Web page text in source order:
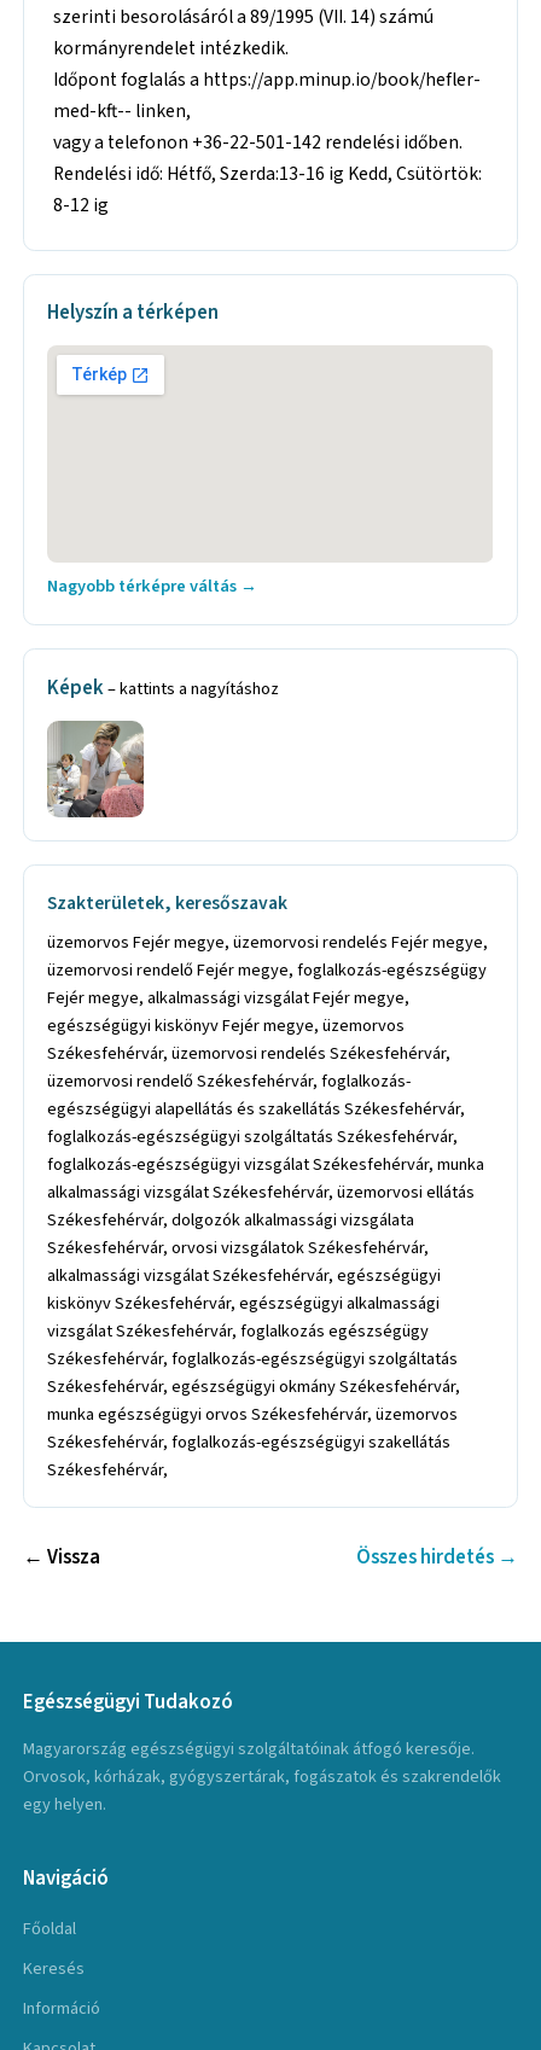
szerinti besorolásáról a 89/1995 (VII. 14) számú
kormányrendelet intézkedik.
Időpont foglalás a https://app.minup.io/book/hefler-
med-kft-- linken,
vagy a telefonon +36-22-501-142 rendelési időben.
Rendelési idő: Hétfő, Szerda:13-16 ig Kedd, Csütörtök:
8-12 ig
Helyszín a térképen
Nagyobb térképre váltás →
Képek– kattints a nagyításhoz
Szakterületek, keresőszavak
üzemorvos Fejér megye, üzemorvosi rendelés Fejér megye,
üzemorvosi rendelő Fejér megye, foglalkozás-egészségügy
Fejér megye, alkalmassági vizsgálat Fejér megye,
egészségügyi kiskönyv Fejér megye, üzemorvos
Székesfehérvár, üzemorvosi rendelés Székesfehérvár,
üzemorvosi rendelő Székesfehérvár, foglalkozás-
egészségügyi alapellátás és szakellátás Székesfehérvár,
foglalkozás-egészségügyi szolgáltatás Székesfehérvár,
foglalkozás-egészségügyi vizsgálat Székesfehérvár, munka
alkalmassági vizsgálat Székesfehérvár, üzemorvosi ellátás
Székesfehérvár, dolgozók alkalmassági vizsgálata
Székesfehérvár, orvosi vizsgálatok Székesfehérvár,
alkalmassági vizsgálat Székesfehérvár, egészségügyi
kiskönyv Székesfehérvár, egészségügyi alkalmassági
vizsgálat Székesfehérvár, foglalkozás egészségügy
Székesfehérvár, foglalkozás-egészségügyi szolgáltatás
Székesfehérvár, egészségügyi okmány Székesfehérvár,
munka egészségügyi orvos Székesfehérvár, üzemorvos
Székesfehérvár, foglalkozás-egészségügyi szakellátás
Székesfehérvár,
← Vissza Összes hirdetés →
Egészségügyi Tudakozó
Magyarország egészségügyi szolgáltatóinak átfogó keresője.
Orvosok, kórházak, gyógyszertárak, fogászatok és szakrendelők
egy helyen.
Navigáció
Főoldal
Keresés
Információ